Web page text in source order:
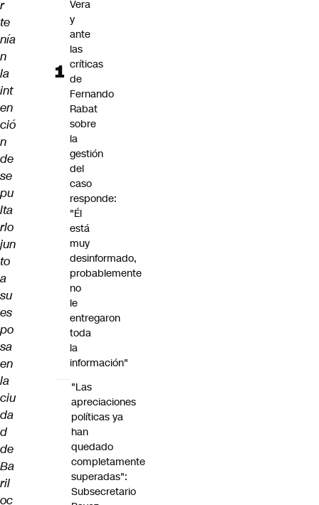
r
te
nía
n
la
int
en
ció
n
de
se
pu
lta
rlo
jun
to
a
su
es
po
sa
en
la
ciu
da
d
de
Ba
ril
oc
Vera
y
ante
las
críticas
de
Fernando
Rabat
sobre
la
gestión
del
caso
responde:
"Él
está
muy
desinformado,
probablemente
no
le
entregaron
toda
la
información"
"Las
apreciaciones
políticas ya
han
quedado
completamente
superadas":
Subsecretario